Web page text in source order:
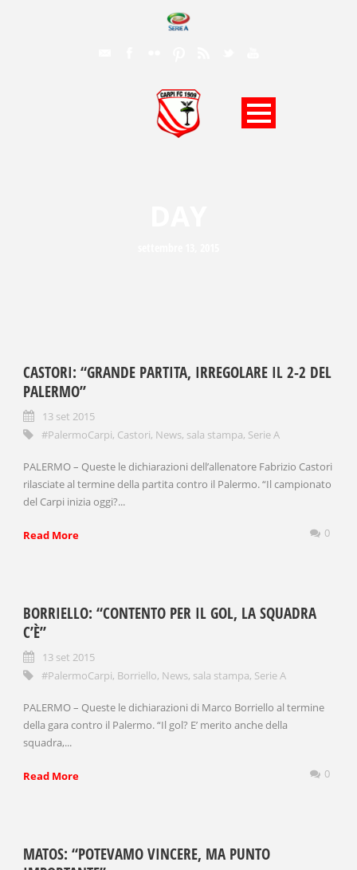
CASTORI: “GRANDE PARTITA, IRREGOLARE IL 2-2 DEL
PALERMO”
13 set 2015
#PalermoCarpi, Castori, News, sala stampa, Serie A
PALERMO – Queste le dichiarazioni dell’allenatore Fabrizio Castori
rilasciate al termine della partita contro il Palermo. “Il campionato
del Carpi inizia oggi?...
Read More 0
BORRIELLO: “CONTENTO PER IL GOL, LA SQUADRA
C’È”
13 set 2015
#PalermoCarpi, Borriello, News, sala stampa, Serie A
PALERMO – Queste le dichiarazioni di Marco Borriello al termine
della gara contro il Palermo. “Il gol? E’ merito anche della
squadra,...
Read More 0
MATOS: “POTEVAMO VINCERE, MA PUNTO